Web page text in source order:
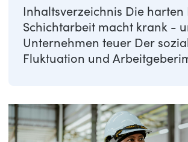
Inhaltsverzeichnis Die harten
Schichtarbeit macht krank -
Unternehmen teuer Der
Fluktuation und